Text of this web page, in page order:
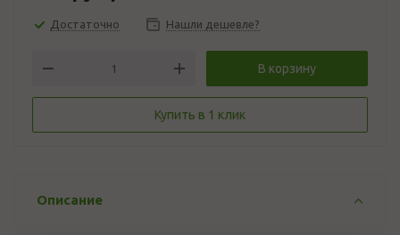
Достаточно Нашли дешевле?
В корзину
Купить в 1 клик
Описание